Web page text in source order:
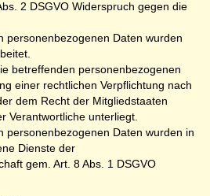
2 DSGVO Widerspruch gegen die
personenbezogenen Daten wurden
betreffenden personenbezogenen
einer rechtlichen Verpflichtung nach
dem Recht der Mitgliedstaaten
Verantwortliche unterliegt.
personenbezogenen Daten wurden in
Dienste der
gem. Art. 8 Abs. 1 DSGVO